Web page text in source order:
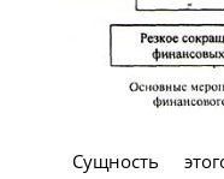
Сущность